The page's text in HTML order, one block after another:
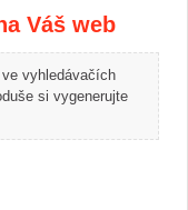
Váš web
vyhledávačích
si vygenerujte